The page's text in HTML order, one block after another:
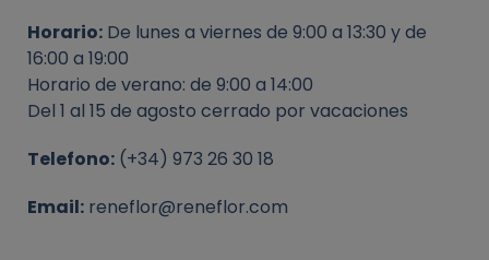
Horario: De lunes a viernes de 9:00 a 13:30 y de
16:00 a 19:00
Horario de verano: de 9:00 a 14:00
Del 1 al 15 de agosto cerrado por vacaciones
Telefono: (+34) 973 26 30 18
Email: reneflor@reneflor.com